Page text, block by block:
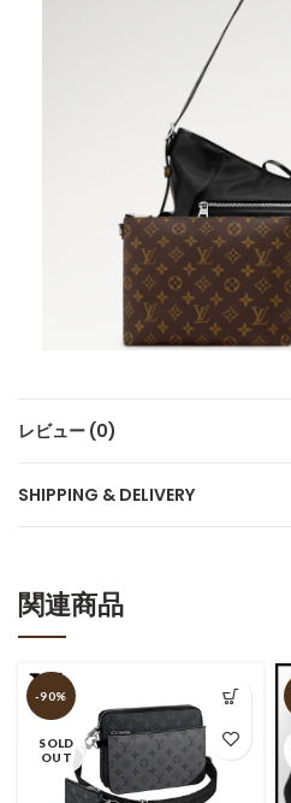
レビュー (0)
SHIPPING & DELIVERY
関連商品
-90%
SOLD
OUT